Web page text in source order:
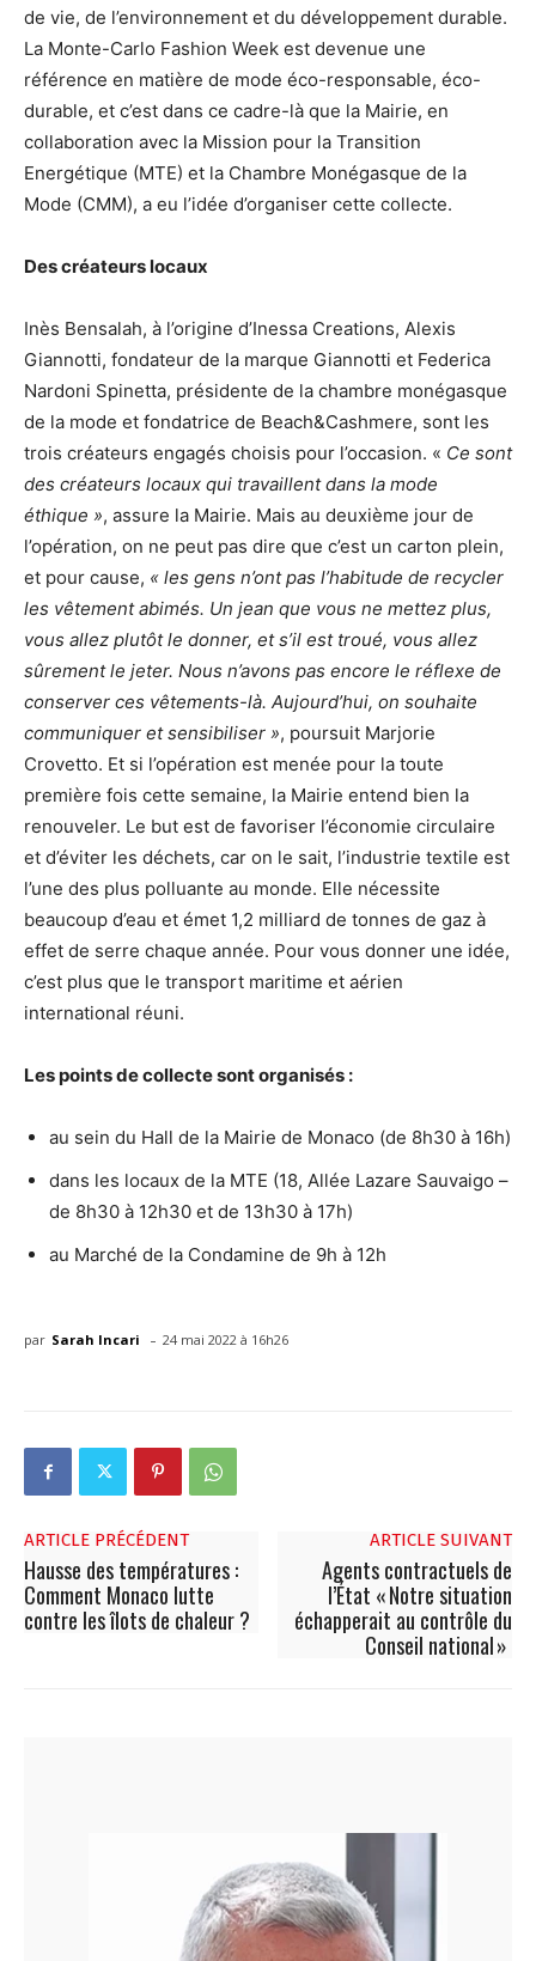
de vie, de l’environnement et du développement durable.
La Monte-Carlo Fashion Week est devenue une
référence en matière de mode éco-responsable, éco-
durable, et c’est dans ce cadre-là que la Mairie, en
collaboration avec la Mission pour la Transition
Energétique (MTE) et la Chambre Monégasque de la
Mode (CMM), a eu l’idée d’organiser cette collecte.
Des créateurs locaux
Inès Bensalah, à l’origine d’Inessa Creations, Alexis
Giannotti, fondateur de la marque Giannotti et Federica
Nardoni Spinetta, présidente de la chambre monégasque
de la mode et fondatrice de Beach&Cashmere, sont les
trois créateurs engagés choisis pour l’occasion. « Ce sont
des créateurs locaux qui travaillent dans la mode
éthique », assure la Mairie. Mais au deuxième jour de
l’opération, on ne peut pas dire que c’est un carton plein,
et pour cause, « les gens n’ont pas l’habitude de recycler
les vêtement abimés. Un jean que vous ne mettez plus,
vous allez plutôt le donner, et s’il est troué, vous allez
sûrement le jeter. Nous n’avons pas encore le réflexe de
conserver ces vêtements-là. Aujourd’hui, on souhaite
communiquer et sensibiliser », poursuit Marjorie
Crovetto. Et si l’opération est menée pour la toute
première fois cette semaine, la Mairie entend bien la
renouveler. Le but est de favoriser l’économie circulaire
et d’éviter les déchets, car on le sait, l’industrie textile est
l’une des plus polluante au monde. Elle nécessite
beaucoup d’eau et émet 1,2 milliard de tonnes de gaz à
effet de serre chaque année. Pour vous donner une idée,
c’est plus que le transport maritime et aérien
international réuni.
Les points de collecte sont organisés :
au sein du Hall de la Mairie de Monaco (de 8h30 à 16h)
dans les locaux de la MTE (18, Allée Lazare Sauvaigo –
de 8h30 à 12h30 et de 13h30 à 17h)
au Marché de la Condamine de 9h à 12h
par Sarah Incari - 24 mai 2022 à 16h26
ARTICLE PRÉCÉDENT
Hausse des températures :
Comment Monaco lutte
contre les îlots de chaleur ?
ARTICLE SUIVANT
Agents contractuels de
l’État « Notre situation
échapperait au contrôle du
Conseil national »